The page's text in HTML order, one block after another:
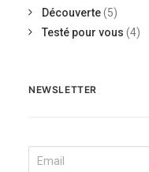
Découverte(5)
Testé pour vous (4)
NEWSLETTER